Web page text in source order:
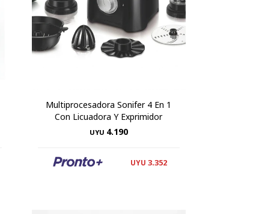
Multiprocesadora Sonifer 4 En 1
Con Licuadora Y Exprimidor
UYU 4.190
UYU 3.352